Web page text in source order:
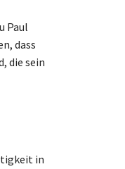
Paul
dass
die sein
in